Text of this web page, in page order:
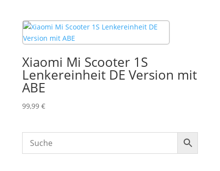
Xiaomi Mi Scooter 1S
Lenkereinheit DE Version mit
ABE
99,99 €